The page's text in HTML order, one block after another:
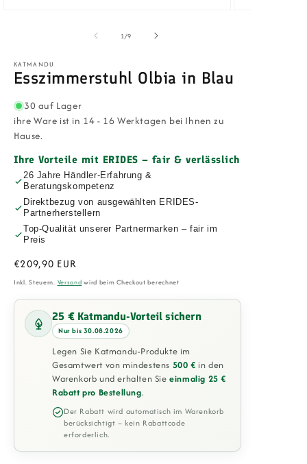
1/von
9
KATMANDU
Esszimmerstuhl Olbia in Blau
30 auf Lager
ihre Ware ist in 14 - 16 Werktagen bei Ihnen zu
Hause.
Ihre Vorteile mit ERIDES – fair & verlässlich
26 Jahre Händler-Erfahrung &
Beratungskompetenz
Direktbezug von ausgewählten ERIDES-
Partnerherstellern
Top-Qualität unserer Partnermarken – fair im
Preis
Normaler
Preis
€209,90 EUR
Inkl. Steuern. Versand wird beim Checkout berechnet
25 € Katmandu-Vorteil sichern
Nur bis 30.08.2026
Legen Sie Katmandu-Produkte im
Gesamtwert von mindestens 500 € in den
Warenkorb und erhalten Sieeinmalig 25 €
Rabatt pro Bestellung.
Der Rabatt wird automatisch im Warenkorb
berücksichtigt – kein Rabattcode
erforderlich.